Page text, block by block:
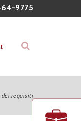
9775
dei requisiti